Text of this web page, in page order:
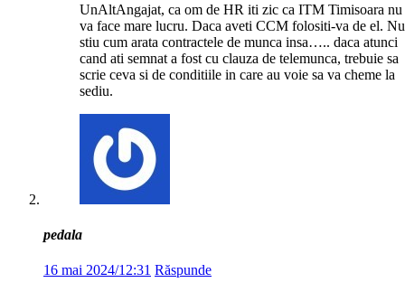
UnAltAngajat, ca om de HR iti zic ca ITM Timisoara nu
va face mare lucru. Daca aveti CCM folositi-va de el. Nu
stiu cum arata contractele de munca insa….. daca atunci
cand ati semnat a fost cu clauza de telemunca, trebuie sa
scrie ceva si de conditiile in care au voie sa va cheme la
sediu.
pedala
16 mai 2024/12:31 Răspunde